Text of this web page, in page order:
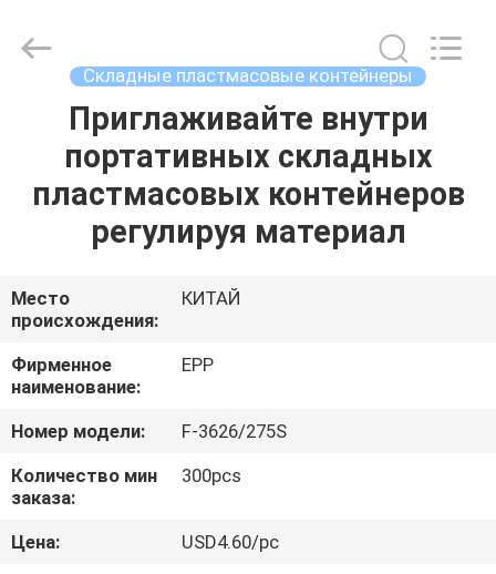
ДОМОЙ
ПРОДУКТЫ
КОМПАНИИ
ЭКСКУРСИЯ
ПО
ЗАВОДУ
КОНТРОЛЬ
КАЧЕСТВА
2017
Reserved.
Складные пластмасовые контейнеры
Приглаживайте внутри
портативных складных
пластмасовых контейнеров
регулируя материал
Место
происхождения:
КИТАЙ
Фирменное
наименование:
EPP
Номер модели:
F-3626/275S
Количество мин
заказа:
300pcs
Цена:
USD4.60/pc